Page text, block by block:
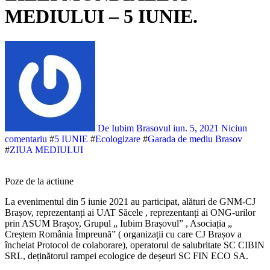
MEDIULUI – 5 IUNIE.
De Iubim Brasovul iun. 5, 2021 Niciun
comentariu #5 IUNIE #Ecologizare #Garada de mediu Brasov
#ZIUA MEDIULUI
Poze de la actiune
La evenimentul din 5 iunie 2021 au participat, alături de GNM-CJ
Brașov, reprezentanți ai UAT Săcele , reprezentanți ai ONG-urilor
prin ASUM Brașov, Grupul „ Iubim Brașovul” , Asociația „
Creștem România Împreună” ( organizații cu care CJ Brașov a
încheiat Protocol de colaborare), operatorul de salubritate SC CIBIN
SRL, deținătorul rampei ecologice de deșeuri SC FIN ECO SA.